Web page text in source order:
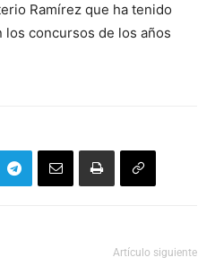
Ramírez que ha tenido
los concursos de los años
Artículo siguiente